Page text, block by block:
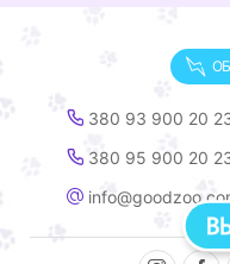
380 93 900 20
380 95 900 20